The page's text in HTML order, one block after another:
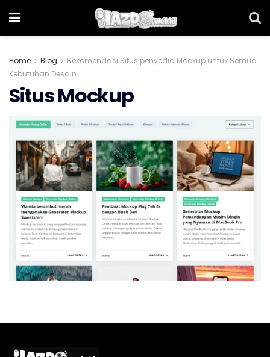
Home Blog
Rekomendasi Situs penyedia Mockup untuk Semua
Kebutuhan Desain
Situs Mockup